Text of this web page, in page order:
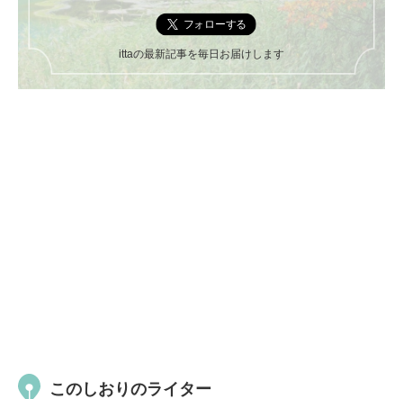
ittaの最新記事を毎日お届けします
このしおりのライター